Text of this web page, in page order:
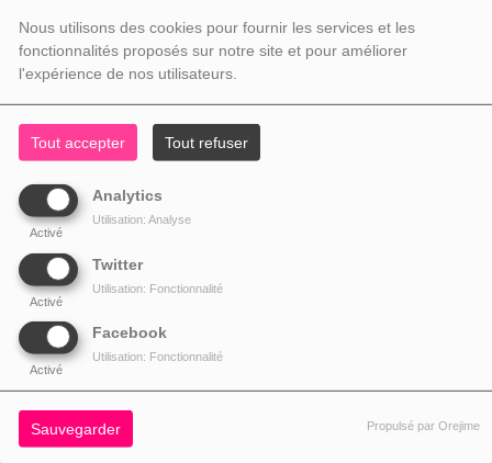
Nous utilisons des cookies pour fournir les services et les
fonctionnalités proposés sur notre site et pour améliorer
l'expérience de nos utilisateurs.
Tout accepter Tout refuser
Analytics
Activé
Utilisation: Analyse
Twitter
Activé
Utilisation: Fonctionnalité
Facebook
Activé
Utilisation: Fonctionnalité
Sauvegarder Propulsé par Orejime